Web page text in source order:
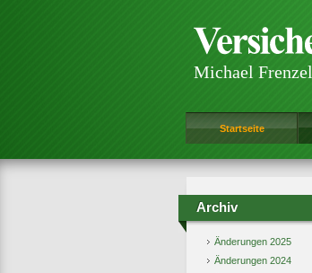
Michael Frenzel
Startseite
Archiv
Änderungen 2025
Änderungen 2024